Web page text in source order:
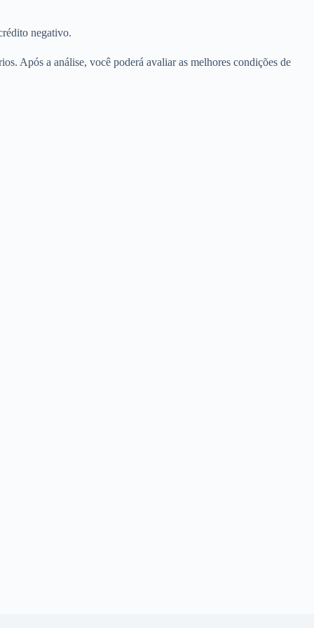
negativo.
Após a análise, você poderá avaliar as melhores condições de